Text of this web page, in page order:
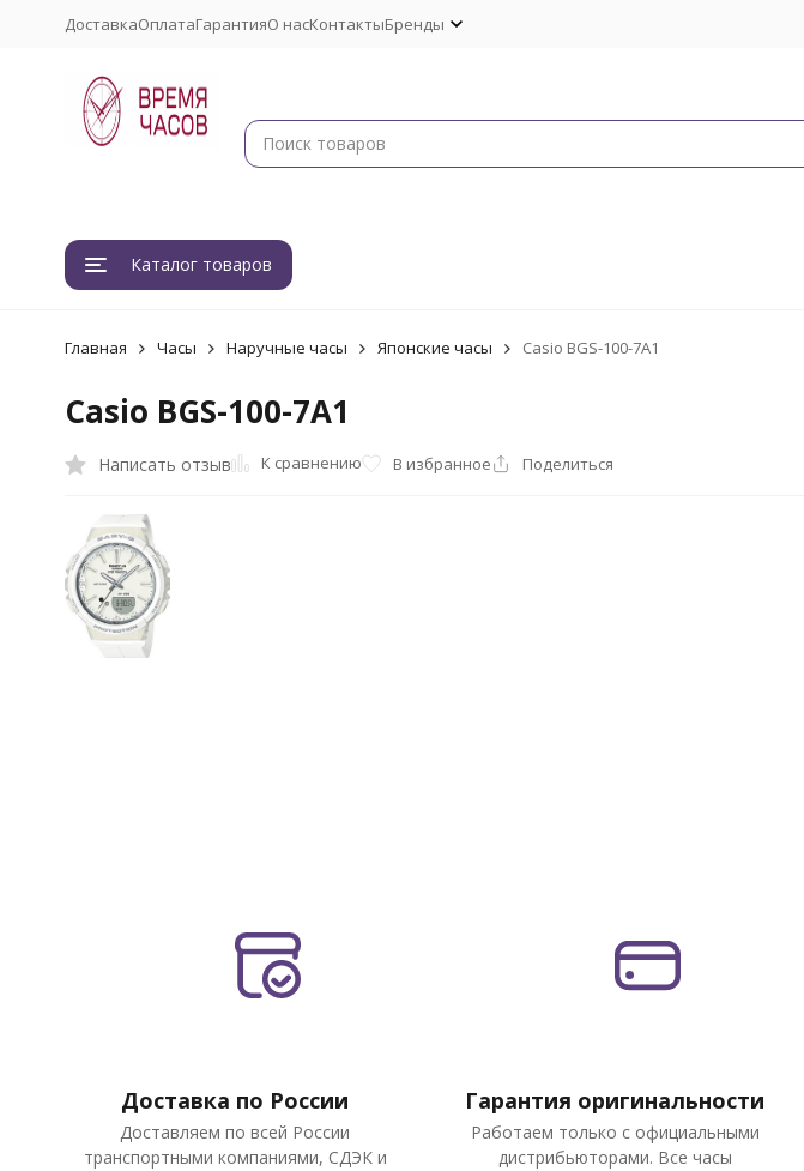
ДоставкаОплатаГарантияО насКонтактыБренды
Каталог товаров
Главная Часы Наручные часы Японские часы Casio BGS-100-7A1
Casio BGS-100-7A1
Написать отзыв К сравнению В избранное Поделиться
Доставка по России
Доставляем по всей России
транспортными компаниями, СДЭК и
Гарантия оригинальности
Работаем только с официальными
дистрибьюторами. Все часы